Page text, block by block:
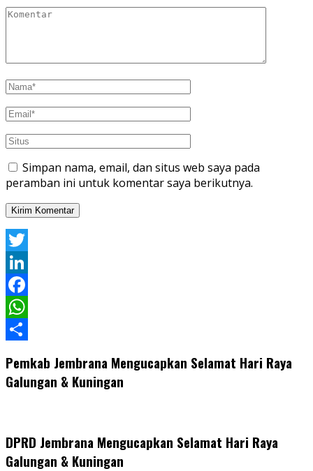
Simpan nama, email, dan situs web saya pada
peramban ini untuk komentar saya berikutnya.
Twitter
LinkedIn
Facebook
WhatsApp
Pemkab Jembrana Mengucapkan Selamat Hari Raya
Galungan & Kuningan
DPRD Jembrana Mengucapkan Selamat Hari Raya
Galungan & Kuningan